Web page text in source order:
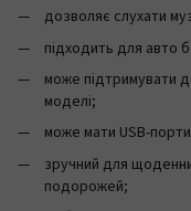
дозволяє слухати
підходить для авто
може підтримувати
моделі;
може мати USB-
зручний для
подорожей;